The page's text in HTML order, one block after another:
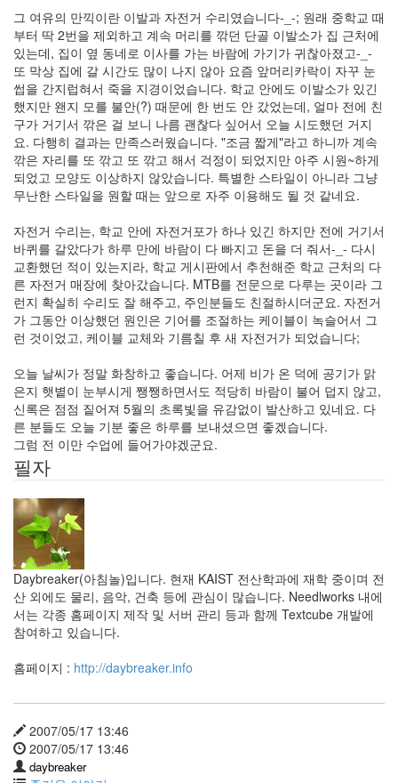
그 여유의 만끽이란 이발과 자전거 수리였습니다-_-; 원래 중학교 때
부터 딱 2번을 제외하고 계속 머리를 깎던 단골 이발소가 집 근처에
있는데, 집이 옆 동네로 이사를 가는 바람에 가기가 귀찮아졌고-_-
또 막상 집에 갈 시간도 많이 나지 않아 요즘 앞머리카락이 자꾸 눈
썹을 간지럽혀서 죽을 지경이었습니다. 학교 안에도 이발소가 있긴
했지만 왠지 모를 불안(?) 때문에 한 번도 안 갔었는데, 얼마 전에 친
구가 거기서 깎은 걸 보니 나름 괜찮다 싶어서 오늘 시도했던 거지
요. 다행히 결과는 만족스러웠습니다. "조금 짧게"라고 하니까 계속
깎은 자리를 또 깎고 또 깎고 해서 걱정이 되었지만 아주 시원~하게
되었고 모양도 이상하지 않았습니다. 특별한 스타일이 아니라 그냥
무난한 스타일을 원할 때는 앞으로 자주 이용해도 될 것 같네요.
자전거 수리는, 학교 안에 자전거포가 하나 있긴 하지만 전에 거기서
바퀴를 갈았다가 하루 만에 바람이 다 빠지고 돈을 더 줘서-_- 다시
교환했던 적이 있는지라, 학교 게시판에서 추천해준 학교 근처의 다
른 자전거 매장에 찾아갔습니다. MTB를 전문으로 다루는 곳이라 그
런지 확실히 수리도 잘 해주고, 주인분들도 친절하시더군요. 자전거
가 그동안 이상했던 원인은 기어를 조절하는 케이블이 녹슬어서 그
런 것이었고, 케이블 교체와 기름칠 후 새 자전거가 되었습니다;
오늘 날씨가 정말 화창하고 좋습니다. 어제 비가 온 덕에 공기가 맑
은지 햇볕이 눈부시게 쨍쨍하면서도 적당히 바람이 불어 덥지 않고,
신록은 점점 짙어져 5월의 초록빛을 유감없이 발산하고 있네요. 다
른 분들도 오늘 기분 좋은 하루를 보내셨으면 좋겠습니다.
그럼 전 이만 수업에 들어가야겠군요.
필자
Daybreaker(아침놀)입니다. 현재 KAIST 전산학과에 재학 중이며 전
산 외에도 물리, 음악, 건축 등에 관심이 많습니다. Needlworks 내에
서는 각종 홈페이지 제작 및 서버 관리 등과 함께 Textcube 개발에
참여하고 있습니다.
홈페이지 : http://daybreaker.info
2007/05/17 13:46
2007/05/17 13:46
daybreaker
지
식
data
사
항
로
루
밀
크
오
웹
준
궁
질
문
미
디
어
간
텍
스
큐
브
개
인
으